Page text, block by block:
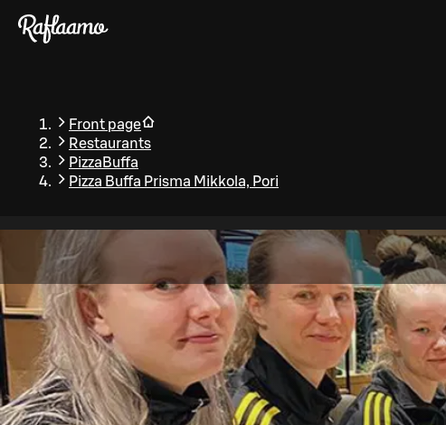
Skip to main content
Front page
Restaurants
PizzaBuffa
Pizza Buffa Prisma Mikkola, Pori